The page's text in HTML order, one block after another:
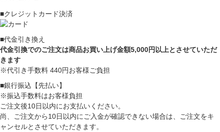
■クレジットカード決済
■代金引き換え
代金引換でのご注文は商品お買い上げ金額5,000円以上とさせていただ
きます
※代引き手数料 440円お客様ご負担
■銀行振込【先払い】
※振込手数料はお客様負担
ご注文後10日以内にお支払いください。
尚、ご注文から10日以内にご入金が確認できない場合は、ご注文をキ
ャンセルとさせていただきます。